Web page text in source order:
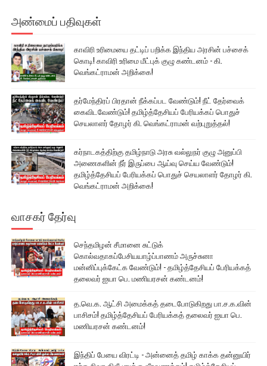
அண்மைப் பதிவுகள்
காவிரி உரிமையை தட்டிப் பறிக்க இந்திய அரசின் பச்சைக்
கொடி! காவிரி உரிமை மீட்புக் குழு கண்டனம் - கி.
வெங்கட்ராமன் அறிக்கை!
தர்மேந்திரப் பிரதான் நீக்கப்பட வேண்டும்! நீட் தேர்வைக்
கைவிடவேண்டும்! தமிழ்த்தேசியப் பேரியக்கப் பொதுச்
செயலாளர் தோழர் கி. வெங்கட்ராமன் வற்புறுத்தல்!
கர்நாடகத்திற்கு தமிழ்நாடு அரசு வல்லுநர் குழு அனுப்பி
அணைகளின் நீர் இருப்பை ஆய்வு செய்ய வேண்டும்!
தமிழ்த்தேசியப் பேரியக்கப் பொதுச் செயலாளர் தோழர் கி.
வெங்கட்ராமன் அறிக்கை!
வாசகர் தேர்வு
செந்தமிழன் சீமானை சுட்டுக்
கொல்வதாகப்பேசியயாழ்ப்பாணம் அருச்சுனா
மன்னிப்புக்கேட்க வேண்டும்! - தமிழ்த்தேசியப் பேரியக்கத்
தலைவர் ஐயா பெ. மணியரசன் கண்டனம்!
த.வெ.க. ஆட்சி அமைக்கத் தடைபோடுகிறது பா.ச.க.வின்
பாசிசம்! தமிழ்த்தேசியப் பேரியக்கத் தலைவர் ஐயா பெ.
மணியரசன் கண்டனம்!
இந்திப் பேயை விரட்டி - அன்னைத் தமிழ் காக்க தன்னுயிர்